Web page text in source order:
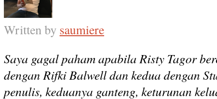
Written by saumiere
Saya gagal paham apabila Risty Tagor
dengan Rifki Balwell dan kedua dengan
penulis, keduanya ganteng, keturunan